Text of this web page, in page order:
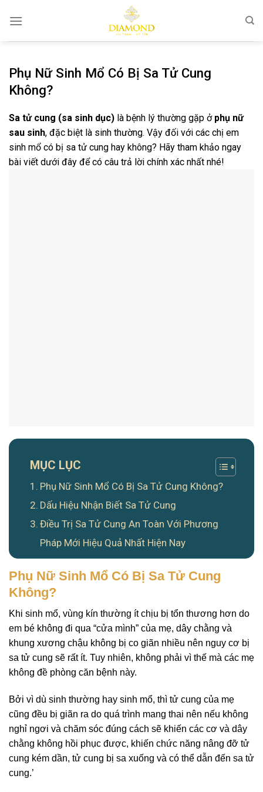
đến
Phụ Nữ Sinh Mổ Có Bị Sa Tử Cung
Không?
Sa tử cung (sa sinh dục) là bệnh lý thường gặp ở phụ nữ
sau sinh, đặc biệt là sinh thường. Vậy đối với các chị em
sinh mổ có bị sa tử cung hay không? Hãy tham khảo ngay
bài viết dưới đây để có câu trả lời chính xác nhất nhé!
MỤC LỤC
Phụ Nữ Sinh Mổ Có Bị Sa Tử Cung Không?
Dấu Hiệu Nhận Biết Sa Tử Cung
Điều Trị Sa Tử Cung An Toàn Với Phương
Pháp Mới Hiệu Quả Nhất Hiện Nay
Phụ Nữ Sinh Mổ Có Bị Sa Tử Cung
Không?
Khi sinh mổ, vùng kín thường ít chịu bị tổn thương hơn do
em bé không đi qua “cửa mình” của mẹ, dây chằng và
khung xương chậu không bị co giãn nhiều nên nguy cơ bị
sa tử cung sẽ rất ít. Tuy nhiên, không phải vì thế mà các mẹ
không đề phòng căn bệnh này.
Bởi vì dù sinh thường hay sinh mổ, thì tử cung của mẹ
cũng đều bị giãn ra do quá trình mang thai nên nếu không
nghỉ ngơi và chăm sóc đúng cách sẽ khiến các cơ và dây
chằng không hồi phục được, khiến chức năng nâng đỡ tử
cung kém dần, tử cung bị sa xuống và có thể dẫn đến sa tử
cung.’